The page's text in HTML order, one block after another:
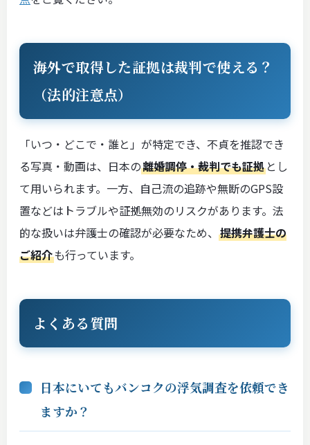
海外で取得した証拠は裁判で使える？
（法的注意点）
「いつ・どこで・誰と」が特定でき、不貞を推認でき
る写真・動画は、日本の離婚調停・裁判でも証拠 とし
て用いられます。一方、自己流の追跡や無断のGPS設
置などはトラブルや証拠無効のリスクがあります。法
的な扱いは弁護士の確認が必要なため、 提携弁護士の
ご紹介も行っています。
よくある質問
日本にいてもバンコクの浮気調査を依頼でき
ますか？